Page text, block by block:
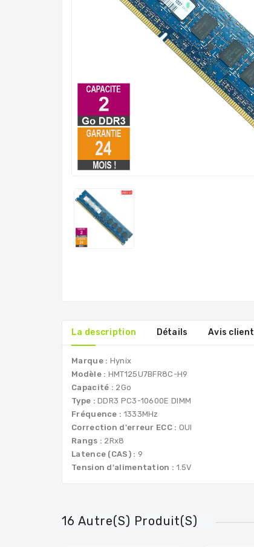
La description Détails Avis
Marque : Hynix
Modèle : HMT125U7BFR8C-H9
Capacité : 2Go
Type :DDR3 PC3-10600E DIMM
Fréquence : 1333MHz
Correction d'erreur ECC : OUI
Rangs : 2Rx8
Latence (CAS) : 9
Tension d'alimentation : 1.5V
16 Autre(s) Produit(s)